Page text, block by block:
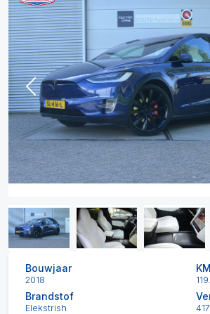
Previous
Bouwjaar
2018
Brandstof
Elekstrish